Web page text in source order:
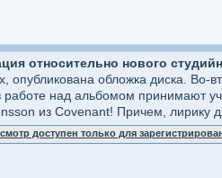
относительно нового
опубликована обложка диска. Во-
работе над альбомом принимают
из Covenant! Причем, лирику
доступен только для